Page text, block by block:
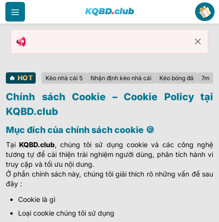
Bỏ
qua
nội
dung
🔥 HOT Kèo nhà cái 5 Nhận định kèo nhà cái Kèo bóng đá 7m
Chính sách Cookie – Cookie Policy tại
KQBD.club
Mục đích của chính sách cookie 🍪
TạiKQBD.club, chúng tôi sử dụng cookie và các công nghệ
tương tự để cải thiện trải nghiệm người dùng, phân tích hành vi
truy cập và tối ưu nội dung.
Ở phần chính sách này, chúng tôi giải thích rõ những vấn đề sau
đây :
Cookie là gì
Loại cookie chúng tôi sử dụng